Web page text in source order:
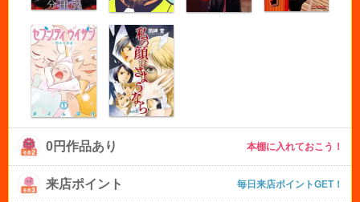
0円作品あり 本棚に入れておこう！
来店ポイント 毎日来店ポイントGET！